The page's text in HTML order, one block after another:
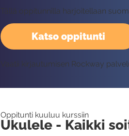
Katso oppitunti
Tällä oppitunnilla harjoitellaan
Vaatii kirjautumisen Rockway
Oppitunti kuuluu kurssiin
Ukulele - Kaikki